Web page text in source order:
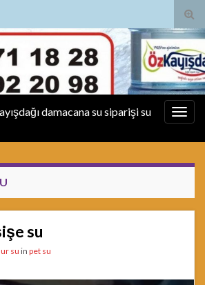
damacana su siparişi su
su
su in pet su